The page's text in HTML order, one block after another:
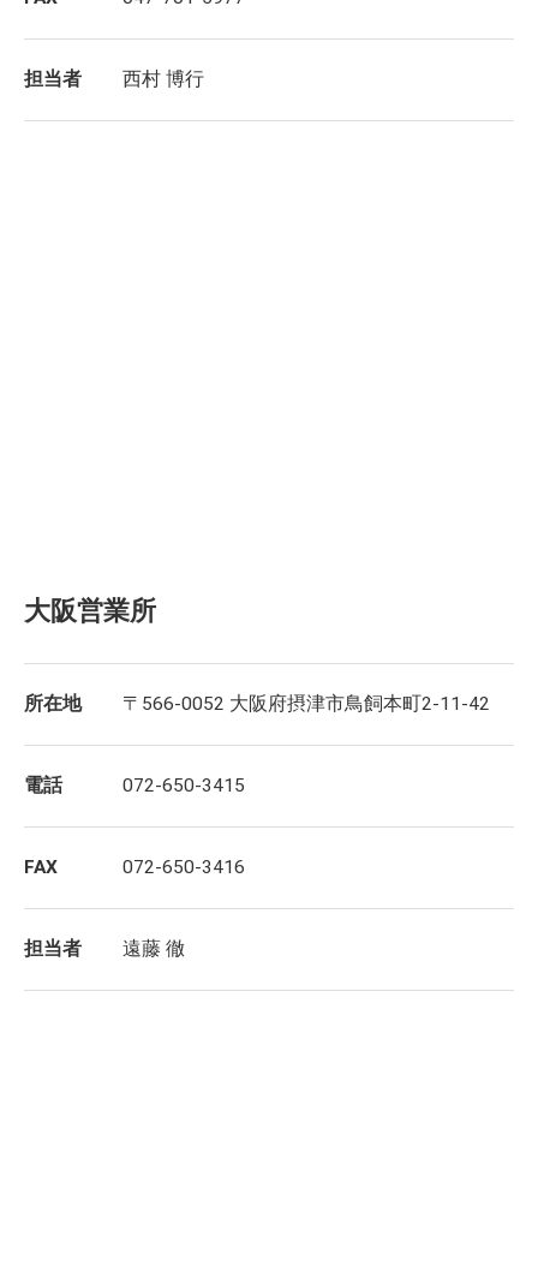
担当者 西村 博行
大阪営業所
所在地 〒566-0052 大阪府摂津市鳥飼本町2-11-42
電話 072-650-3415
FAX 072-650-3416
担当者 遠藤 徹